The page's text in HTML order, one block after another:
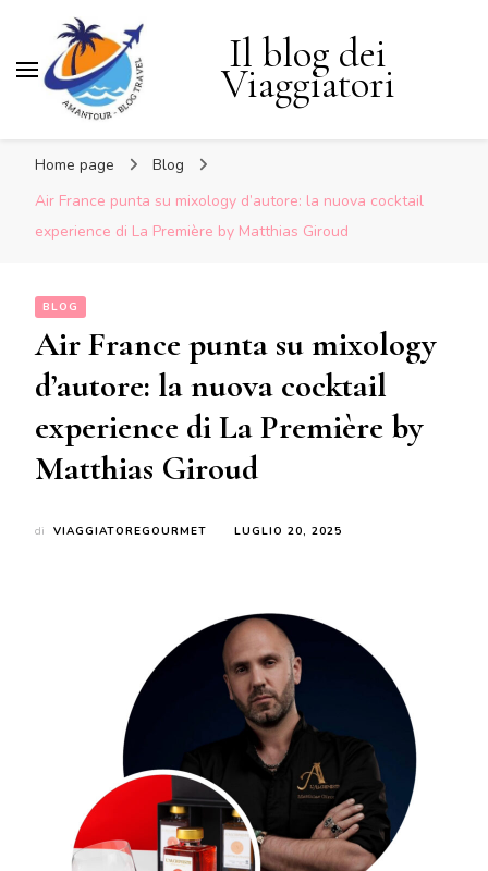
Il blog dei
Viaggiatori
Home page
Blog
Air France punta su mixology d’autore: la nuova cocktail
experience di La Première by Matthias Giroud
BLOG
Air France punta su mixology
d’autore: la nuova cocktail
experience di La Première by
Matthias Giroud
di VIAGGIATOREGOURMET LUGLIO 20, 2025